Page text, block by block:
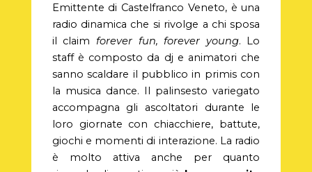
Emittente di Castelfranco Veneto, è una
radio dinamica che si rivolge a chi sposa
il claim forever fun, forever young. Lo
staff è composto da dj e animatori che
sanno scaldare il pubblico in primis con
la musica dance. Il palinsesto variegato
accompagna gli ascoltatori durante le
loro giornate con chiacchiere, battute,
giochi e momenti di interazione. La radio
è molto attiva anche per quanto